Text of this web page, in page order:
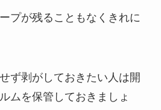
プが残ることもなくきれに
ず剥がしておきたい人は開
ムを保管しておきましょ